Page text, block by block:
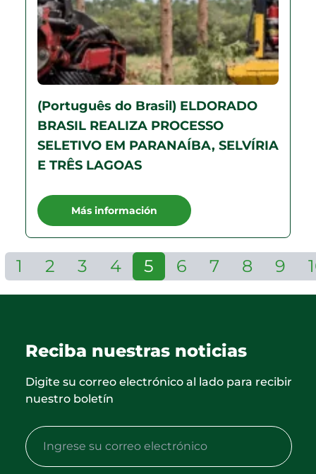
(Português do Brasil) ELDORADO
BRASIL REALIZA PROCESSO
SELETIVO EM PARANAÍBA, SELVÍRIA
E TRÊS LAGOAS
Más información
1 2 3 4 5 6 7 8 9
Reciba nuestras noticias
Digite su correo electrónico al lado para recibir
nuestro boletín